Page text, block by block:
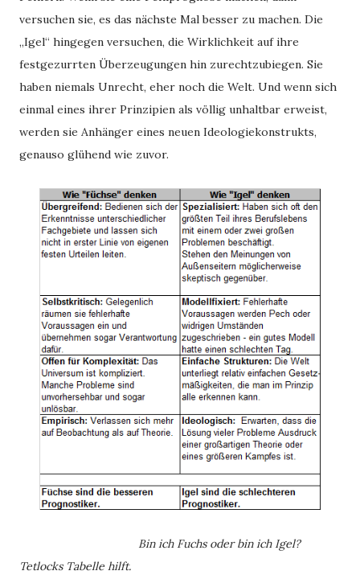
versuchen sie, es das nächste Mal besser zu machen. Die
„Igel“ hingegen versuchen, die Wirklichkeit auf ihre
festgezurrten Überzeugungen hin zurechtzubiegen. Sie
haben niemals Unrecht, eher noch die Welt. Und wenn sich
einmal eines ihrer Prinzipien als völlig unhaltbar erweist,
werden sie Anhänger eines neuen Ideologiekonstrukts,
genauso glühend wie zuvor.
Bin ich Fuchs oder bin ich Igel?
Tetlocks Tabelle hilft.